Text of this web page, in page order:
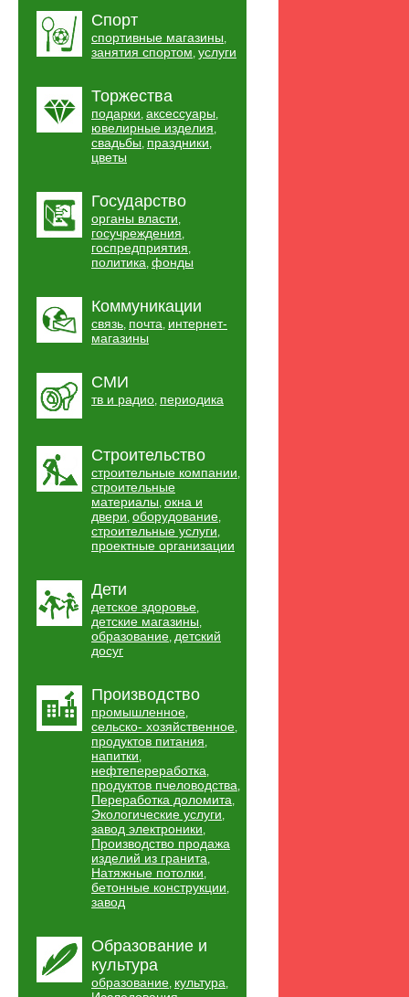
Спорт
спортивные магазины,
занятия спортом, услуги
Торжества
подарки, аксессуары,
ювелирные изделия,
свадьбы, праздники,
цветы
Государство
органы власти,
госучреждения,
госпредприятия,
политика, фонды
Коммуникации
связь, почта, интернет-
магазины
СМИ
тв и радио, периодика
Строительство
строительные компании,
строительные
материалы, окна и
двери, оборудование,
строительные услуги,
проектные организации
Дети
детское здоровье,
детские магазины,
образование, детский
досуг
Производство
промышленное,
сельско- хозяйственное,
продуктов питания,
напитки,
нефтепереработка,
продуктов пчеловодства,
Переработка доломита,
Экологические услуги,
завод электроники,
Производство продажа
изделий из гранита,
Натяжные потолки,
бетонные конструкции,
завод
Образование и
культура
образование, культура,